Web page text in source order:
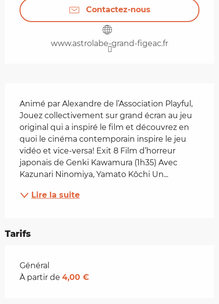
Contactez-nous
www.astrolabe-grand-figeac.fr
Animé par Alexandre de l’Association Playful,
Jouez collectivement sur grand écran au jeu
original qui a inspiré le film et découvrez en
quoi le cinéma contemporain inspire le jeu
vidéo et vice-versa! Exit 8 Film d’horreur
japonais de Genki Kawamura (1h35) Avec
Kazunari Ninomiya, Yamato Kôchi Un...
Lire la suite
Tarifs
Tarifs 2026
Général
À partir de 4,00 €